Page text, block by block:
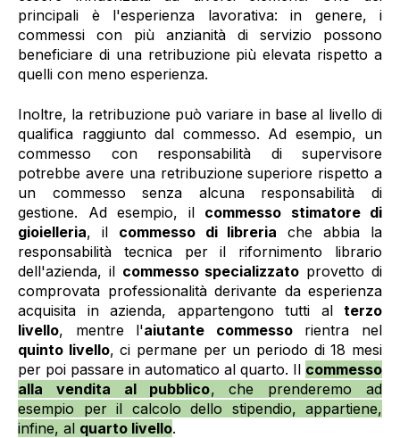
principali è l'esperienza lavorativa: in genere, i
commessi con più anzianità di servizio possono
beneficiare di una retribuzione più elevata rispetto a
quelli con meno esperienza.
Inoltre, la retribuzione può variare in base al livello di
qualifica raggiunto dal commesso. Ad esempio, un
commesso con responsabilità di supervisore
potrebbe avere una retribuzione superiore rispetto a
un commesso senza alcuna responsabilità di
gestione. Ad esempio, il commesso stimatore di
gioielleria, il commesso di libreria che abbia la
responsabilità tecnica per il rifornimento librario
dell'azienda, il commesso specializzato provetto di
comprovata professionalità derivante da esperienza
acquisita in azienda, appartengono tutti al terzo
livello, mentre l'aiutante commessorientra nel
quinto livello, ci permane per un periodo di 18 mesi
per poi passare in automatico al quarto. Il commesso
alla vendita al pubblico, che prenderemo ad
esempio per il calcolo dello stipendio, appartiene,
infine, al quarto livello.